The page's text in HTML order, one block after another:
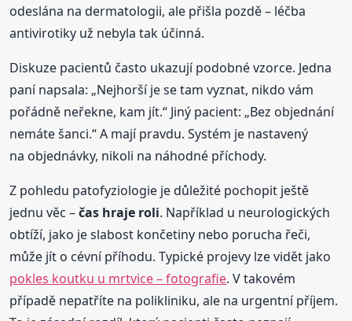
odeslána na dermatologii, ale přišla pozdě – léčba
antivirotiky už nebyla tak účinná.
Diskuze pacientů často ukazují podobné vzorce. Jedna
paní napsala: „Nejhorší je se tam vyznat, nikdo vám
pořádně neřekne, kam jít.“ Jiný pacient: „Bez objednání
nemáte šanci.“ A mají pravdu. Systém je nastavený
na objednávky, nikoli na náhodné příchody.
Z pohledu patofyziologie je důležité pochopit ještě
jednu věc –čas hraje roli. Například u neurologických
obtíží, jako je slabost končetiny nebo porucha řeči,
může jít o cévní příhodu. Typické projevy lze vidět jako
pokles koutku u mrtvice – fotografie. V takovém
případě nepatříte na polikliniku, ale na urgentní příjem.